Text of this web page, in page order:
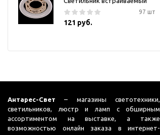
97 шт
121 руб.
Антарес-Свет – магазины светотехники,
светильников, люстр и ламп с обширным
ассортиментом на выставке, а также
возможностью онлайн заказа в интернет-